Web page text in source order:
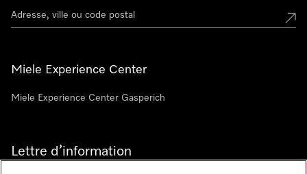
Miele Experience Center
Miele Experience Center Gasperich
Lettre d’information